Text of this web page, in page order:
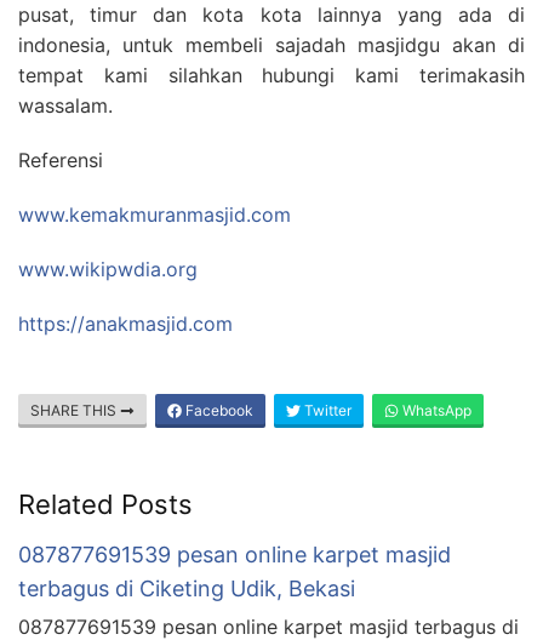
pusat, timur dan kota kota lainnya yang ada di
indonesia, untuk membeli sajadah masjidgu akan di
tempat kami silahkan hubungi kami terimakasih
wassalam.
Referensi
www.kemakmuranmasjid.com
www.wikipwdia.org
https://anakmasjid.com
SHARE THIS Facebook Twitter WhatsApp
Related Posts
087877691539 pesan online karpet masjid
terbagus di Ciketing Udik, Bekasi
087877691539 pesan online karpet masjid terbagus di